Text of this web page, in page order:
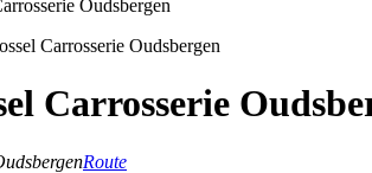
Oudsbergen
Carrosserie
Route